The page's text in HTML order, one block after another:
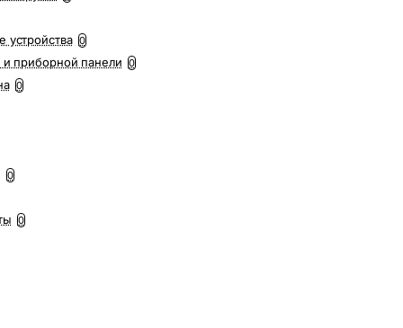
устройства 0
приборной панели 0
0
0
0